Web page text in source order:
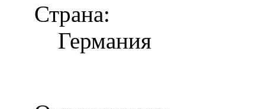
Страна:
Германия